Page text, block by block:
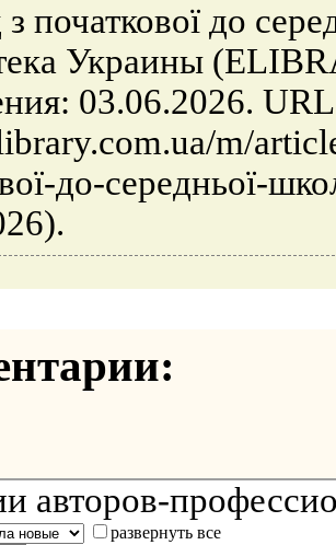
з початкової до
Украины
03.06.2026.
m/
до-середньої-
авторов-
развернуть все